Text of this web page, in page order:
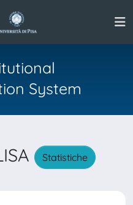
System
Statistiche